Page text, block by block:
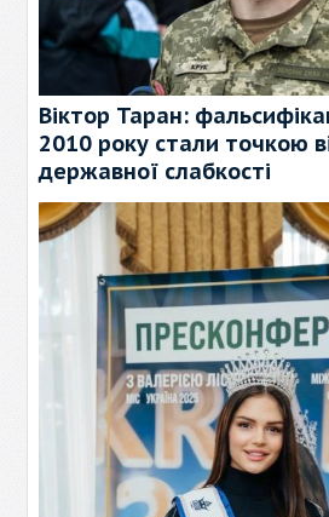
Віктор Таран:
2010 року стали точкою
державної слабкості